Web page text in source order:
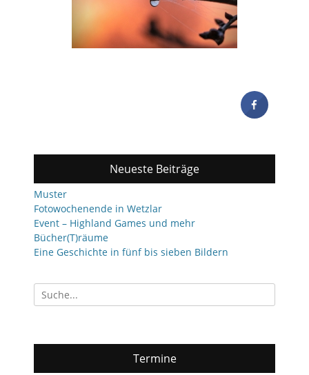
Neueste Beiträge
Muster
Fotowochenende in Wetzlar
Event – Highland Games und mehr
Bücher(T)räume
Eine Geschichte in fünf bis sieben Bildern
Suchen
nach:
Termine